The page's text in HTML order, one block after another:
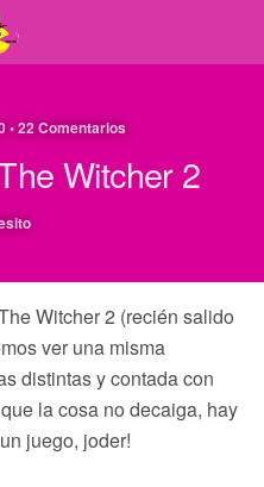
• 22 Comentarios
Witcher 2
Witcher 2 (recién salido
ver una misma
distintas y contada con
la cosa no decaiga, hay
juego, joder!